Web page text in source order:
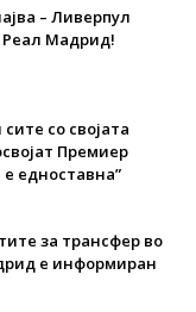
– Ливерпул
Реал Мадрид!
со својата
Премиер
едноставна”
за трансфер во
е информиран